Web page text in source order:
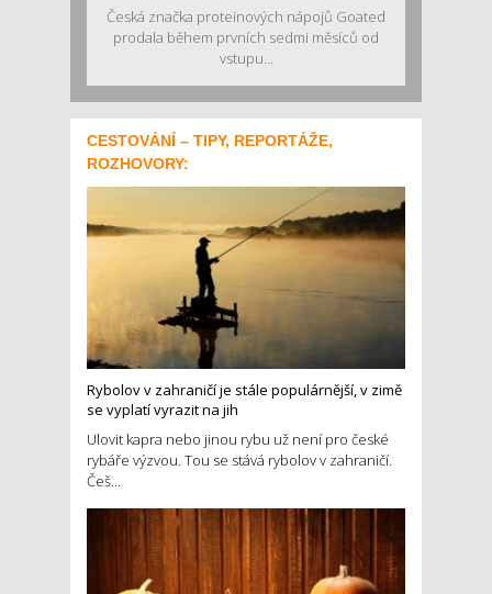
Česká značka proteinových nápojů Goated
prodala během prvních sedmi měsíců od
vstupu...
CESTOVÁNÍ – TIPY, REPORTÁŽE,
ROZHOVORY:
Rybolov v zahraničí je stále populárnější, v zimě
se vyplatí vyrazit na jih
Ulovit kapra nebo jinou rybu už není pro české
rybáře výzvou. Tou se stává rybolov v zahraničí.
Češ...